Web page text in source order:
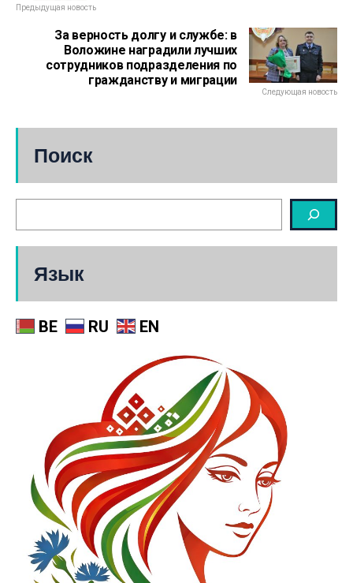
Предыдущая новость
За верность долгу и службе: в
Воложине наградили лучших
сотрудников подразделения по
гражданству и миграции
Следующая новость
Поиск
Язык
BE RU EN